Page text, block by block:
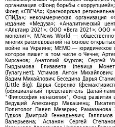
организация «Фонд борьбы с
Фонд «СВЕЧА»; Красноярская
СПИДа»; некоммерческая организация
издание «Медуза»; «Аналитический
«Альтаир 2021»; ООО «Вега 2021»; ООО
монолит»; M.News World —
многих расследований на основе
войне на Украине; МЕМО — юридическое
которое пишет в том числе о Чечне;
Кирсанов; Анатолий Фурсов; Сергей
Гырдымова Елизавета (певица
(Гулагу.нет); Устимов Антон
Вадим Михайлович; Беседина Дарья
(Little Big); Дарья Серенко
(официальный представитель Далай-
"Философия ненасилия"; Фонд развития
Ведущий Александр Макашенц;
Политолог Павел Мезерин;
Гудков Дмитрий Геннадьевич;
Валерьевна; Асланян Сергей